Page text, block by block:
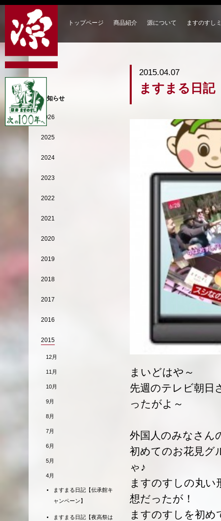
トップページ 商品紹介 源について ますのすし
2015.04.07
ますまる日記
まいどはや～
先週のテレビ朝日
ったがよ～
外国人のみなさん
初めてのお花見グ
ゃ♪
ますのすしの丸い
想だったが！
ますのすしを初
お知らせ
2026
2025
2024
2023
2022
2021
2020
2019
2018
2017
2016
2015
12月
11月
10月
9月
8月
7月
6月
5月
4月
ますまる日記【伝承館キ
ャンペーン】
ますまる日記【夜高祭は